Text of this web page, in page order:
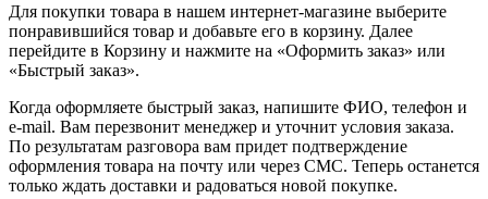
Для покупки товара в нашем интернет-магазине выберите
понравившийся товар и добавьте его в корзину. Далее
перейдите в Корзину и нажмите на «Оформить заказ» или
«Быстрый заказ».
Когда оформляете быстрый заказ, напишите ФИО, телефон и
e-mail. Вам перезвонит менеджер и уточнит условия заказа.
По результатам разговора вам придет подтверждение
оформления товара на почту или через СМС. Теперь останется
только ждать доставки и радоваться новой покупке.